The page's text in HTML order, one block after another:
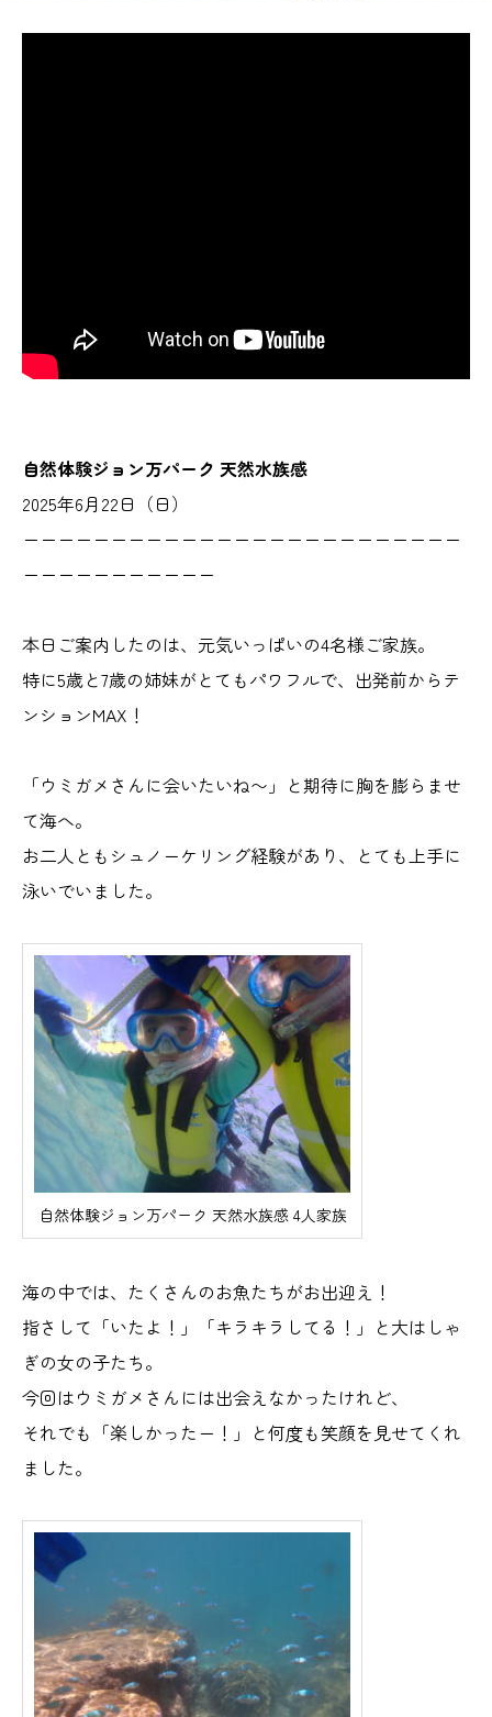
自然体験ジョン万パーク 天然水族感
2025年6月22日（日）
ーーーーーーーーーーーーーーーーーーーーーーーーー
ーーーーーーーーーーー
本日ご案内したのは、元気いっぱいの4名様ご家族。
特に5歳と7歳の姉妹がとてもパワフルで、出発前からテ
ンションMAX！
「ウミガメさんに会いたいね〜」と期待に胸を膨らませ
て海へ。
お二人ともシュノーケリング経験があり、とても上手に
泳いでいました。
自然体験ジョン万パーク 天然水族感 4人家族
海の中では、たくさんのお魚たちがお出迎え！
指さして「いたよ！」「キラキラしてる！」と大はしゃ
ぎの女の子たち。
今回はウミガメさんには出会えなかったけれど、
それでも「楽しかったー！」と何度も笑顔を見せてくれ
ました。